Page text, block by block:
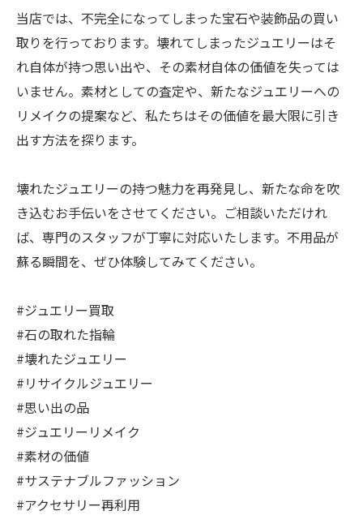
当店では、不完全になってしまった宝石や装飾品の買い
取りを行っております。壊れてしまったジュエリーはそ
れ自体が持つ思い出や、その素材自体の価値を失っては
いません。素材としての査定や、新たなジュエリーへの
リメイクの提案など、私たちはその価値を最大限に引き
出す方法を探ります。
壊れたジュエリーの持つ魅力を再発見し、新たな命を吹
き込むお手伝いをさせてください。ご相談いただけれ
ば、専門のスタッフが丁寧に対応いたします。不用品が
蘇る瞬間を、ぜひ体験してみてください。
#ジュエリー買取
#石の取れた指輪
#壊れたジュエリー
#リサイクルジュエリー
#思い出の品
#ジュエリーリメイク
#素材の価値
#サステナブルファッション
#アクセサリー再利用